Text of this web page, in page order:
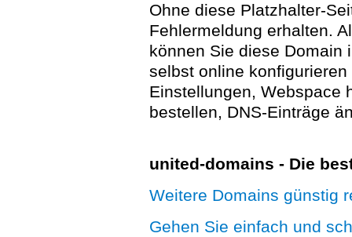
Ohne diese Platzhalter-
Fehlermeldung erhalten.
können Sie diese Domain
selbst online
Einstellungen, Webspace
bestellen, DNS-Einträge
united-domains - Die
Weitere Domains günstig
Gehen Sie einfach und